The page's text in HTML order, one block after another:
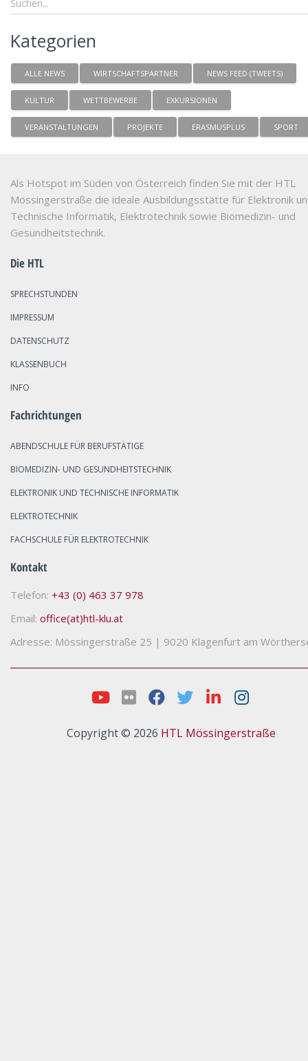
Kategorien
ALLE NEWS WIRTSCHAFTSPARTNER NEWS FEED (TWEETS)
KULTUR WETTBEWERBE EXKURSIONEN
VERANSTALTUNGEN PROJEKTE ERASMUSPLUS SPORT
Als Hotspot im Süden von Österreich finden Sie mit der HTL
Mössingerstraße die ideale Ausbildungsstätte für Elektronik
Technische Informatik, Elektrotechnik sowie Biomedizin- und
Gesundheitstechnik.
Die HTL
SPRECHSTUNDEN
IMPRESSUM
DATENSCHUTZ
KLASSENBUCH
INFO
Fachrichtungen
ABENDSCHULE FÜR BERUFSTÄTIGE
BIOMEDIZIN- UND GESUNDHEITSTECHNIK
ELEKTRONIK UND TECHNISCHE INFORMATIK
ELEKTROTECHNIK
FACHSCHULE FÜR ELEKTROTECHNIK
Kontakt
Telefon: +43 (0) 463 37 978
Email: office(at)htl-klu.at
Adresse: Mössingerstraße 25 | 9020 Klagenfurt am
Copyright © 2026 HTL Mössingerstraße